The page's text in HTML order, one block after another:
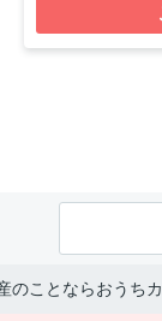
のことならおうち